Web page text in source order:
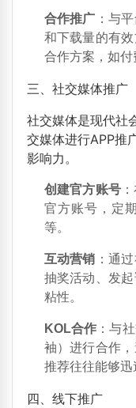
合作推广 ：与
和下载量的有
合作方案，如付
三、社交媒体推广
社交媒体是现代社
交媒体进行APP推
影响力。
创建官方账号
官方账号，定
等。
互动营销 ：通
抽奖活动、发
粘性。
KOL合作 ：与
袖）进行合作
推荐往往能够迅
四、线下推广